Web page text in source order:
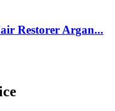
Restorer Argan...